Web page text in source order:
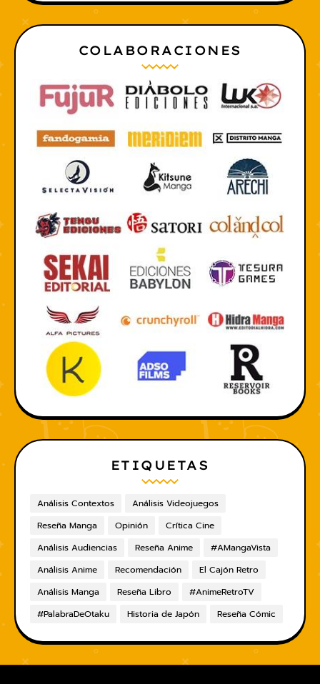
COLABORACIONES
ETIQUETAS
Análisis Contextos
Análisis Videojuegos
Reseña Manga
Opinión
Crítica Cine
Análisis Audiencias
Reseña Anime
#AMangaVista
Análisis Anime
Recomendación
El Cajón Retro
Análisis Manga
Reseña Libro
#AnimeRetroTV
#PalabraDeOtaku
Historia de Japón Reseña Cómic